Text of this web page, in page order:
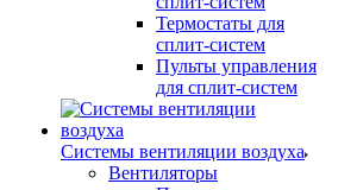
Термостаты для
сплит-систем
Пульты управления
для сплит-систем
Системы вентиляции воздуха
Вентиляторы